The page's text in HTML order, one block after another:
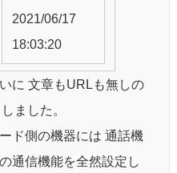
2021/06/17
18:03:20
に 文章もURLも無しの
ました。
ド側の機器には 通話機
通信機能を全然設定し